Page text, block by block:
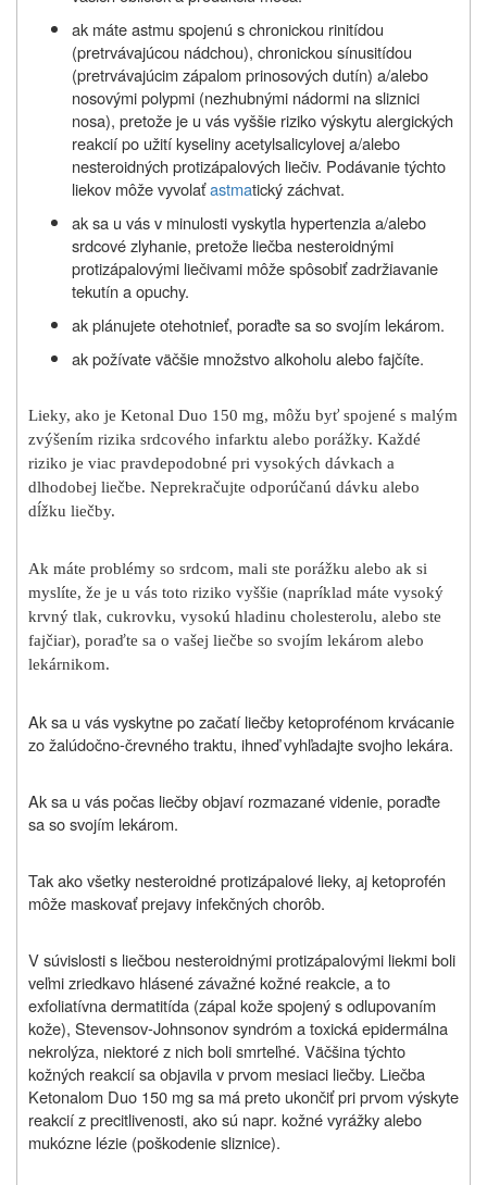
ak máte astmu spojenú s chronickou rinitídou
(pretrvávajúcou nádchou), chronickou sínusitídou
(pretrvávajúcim zápalom prinosových dutín) a/alebo
nosovými polypmi (nezhubnými nádormi na sliznici
nosa), pretože je u vás vyššie riziko výskytu alergických
reakcií po užití kyseliny acetylsalicylovej a/alebo
nesteroidných protizápalových liečiv. Podávanie týchto
liekov môže vyvolaťastmatický záchvat.
ak sa u vás v minulosti vyskytla hypertenzia a/alebo
srdcové zlyhanie, pretože liečba nesteroidnými
protizápalovými liečivami môže spôsobiť zadržiavanie
tekutín a opuchy.
ak plánujete otehotnieť, poraďte sa so svojím lekárom.
ak požívate väčšie množstvo alkoholu alebo fajčíte.
Lieky, ako je Ketonal Duo 150 mg, môžu byť spojené s malým
zvýšením rizika srdcového infarktu alebo porážky. Každé
riziko je viac pravdepodobné pri vysokých dávkach a
dlhodobej liečbe. Neprekračujte odporúčanú dávku alebo
dĺžku liečby.
Ak máte problémy so srdcom, mali ste porážku alebo ak si
myslíte, že je u vás toto riziko vyššie (napríklad máte vysoký
krvný tlak, cukrovku, vysokú hladinu cholesterolu, alebo ste
fajčiar), poraďte sa o vašej liečbe so svojím lekárom alebo
lekárnikom.
Ak sa u vás vyskytne po začatí liečby ketoprofénom krvácanie
zo žalúdočno-črevného traktu, ihneď vyhľadajte svojho lekára.
Ak sa u vás počas liečby objaví rozmazané videnie, poraďte
sa so svojím lekárom.
Tak ako všetky nesteroidné protizápalové lieky, aj ketoprofén
môže maskovať prejavy infekčných chorôb.
V súvislosti s liečbou nesteroidnými protizápalovými liekmi boli
veľmi zriedkavo hlásené závažné kožné reakcie, a to
exfoliatívna dermatitída (zápal kože spojený s odlupovaním
kože), Stevensov-Johnsonov syndróm a toxická epidermálna
nekrolýza, niektoré z nich boli smrteľné. Väčšina týchto
kožných reakcií sa objavila v prvom mesiaci liečby. Liečba
Ketonalom Duo 150 mg sa má preto ukončiť pri prvom výskyte
reakcií z precitlivenosti, ako sú napr. kožné vyrážky alebo
mukózne lézie (poškodenie sliznice).